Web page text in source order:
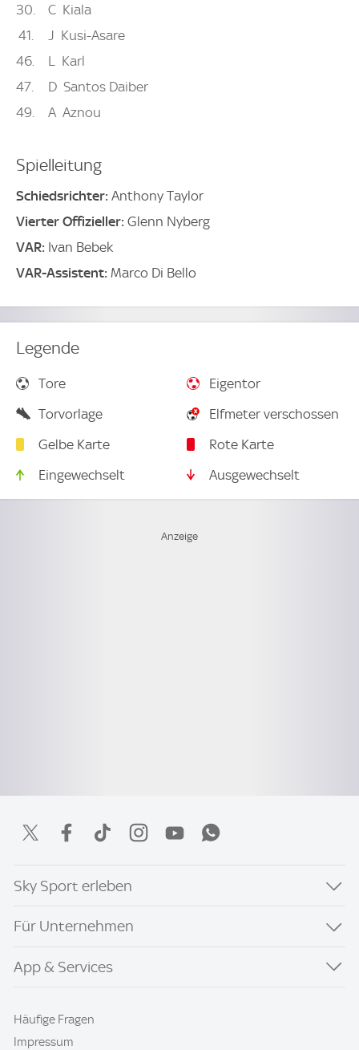
30 C Kiala
41
J Kusi-Asare
46
L Karl
47
D Santos Daiber
49
A Aznou
Spielleitung
Schiedsrichter: Anthony Taylor
Vierter Offizieller: Glenn Nyberg
VAR: Ivan Bebek
VAR-Assistent: Marco Di Bello
Legende
Tore
Eigentor
Torvorlage
Elfmeter verschossen
Gelbe Karte
Rote Karte
Eingewechselt
Ausgewechselt
Sky Sport erleben
Für Unternehmen
App & Services
Häufige Fragen
Impressum